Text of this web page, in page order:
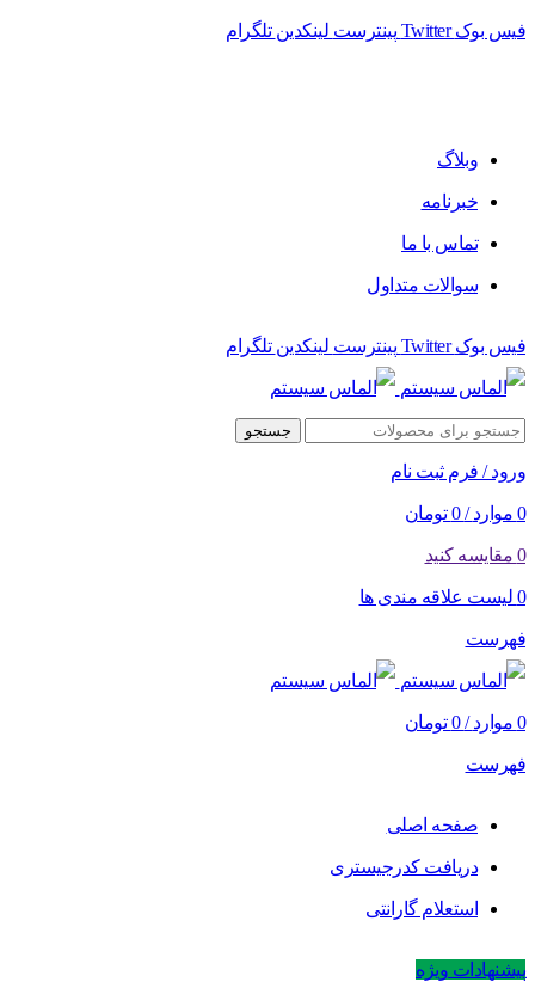
فیس بوک Twitter پینترست لینکدین تلگرام
وبلاگ
خبرنامه
تماس با ما
سوالات متداول
فیس بوک Twitter پینترست لینکدین تلگرام
جستجو
ورود / فرم ثبت نام
0 موارد /
0 تومان
0 مقایسه کنید
0 لیست علاقه مندی ها
فهرست
0 موارد /
0 تومان
فهرست
صفحه اصلی
دریافت کدرجیستری
استعلام گارانتی
پیشنهادات ویژه